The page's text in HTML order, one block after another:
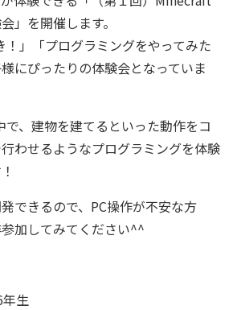
」を開催します。
！」「プログラミングをやってみた
にぴったりの体験会となっていま
、建物を建てるといった動作をコ
わせるようなプログラミングを体験
できるので、PC操作が不安な方
加してみてください^^
生